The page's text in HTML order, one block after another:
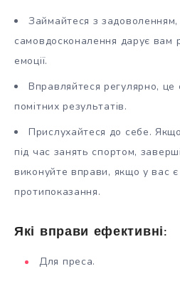
Займайтеся з
самовдосконалення дарує вам
емоції.
Вправляйтеся регулярно, це
помітних результатів.
Прислухайтеся до себе.
під час занять спортом,
виконуйте вправи, якщо у вас є
протипоказання.
Які вправи ефективні:
Для преса.